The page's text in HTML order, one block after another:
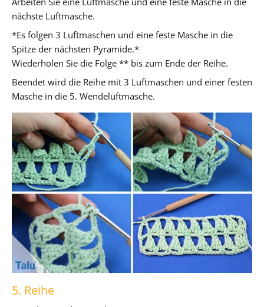
nächste Luftmasche.
*Es folgen 3 Luftmaschen und eine feste Masche in die
Spitze der nächsten Pyramide.*
Wiederholen Sie die Folge ** bis zum Ende der Reihe.
Beendet wird die Reihe mit 3 Luftmaschen und einer festen
Masche in die 5. Wendeluftmasche.
5. Reihe